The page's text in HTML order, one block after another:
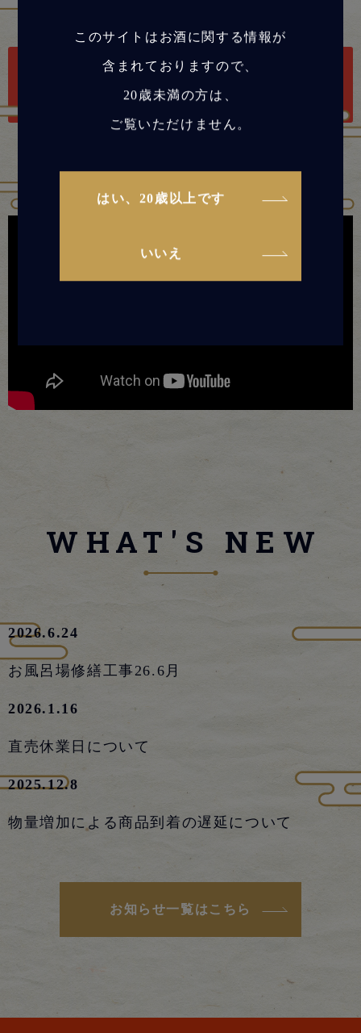
SyntaxError: Unexpected token < in JSON
SyntaxError: Unexpected token < in JSON
at position 0
WHAT'S NEW
2026.6.24
お風呂場修繕工事26.6月
2026.1.16
直売休業日について
2025.12.8
物量増加による商品到着の遅延について
お知らせ一覧はこちら
このサイトはお酒に関する情報が
含まれておりますので、
20歳未満の方は、
ご覧いただけません。
はい、20歳以上です
いいえ